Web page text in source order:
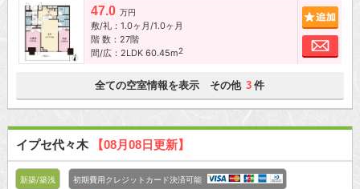
47.0 万円
敷/礼：1.0ヶ月/1.0ヶ月
階 数：27階
間/広：2LDK 60.45m2
お
全ての空室情報を表示 その他 3 件
イプセ代々木 【08月08日更新】
新築/築浅 初期費用クレジットカード決済可能